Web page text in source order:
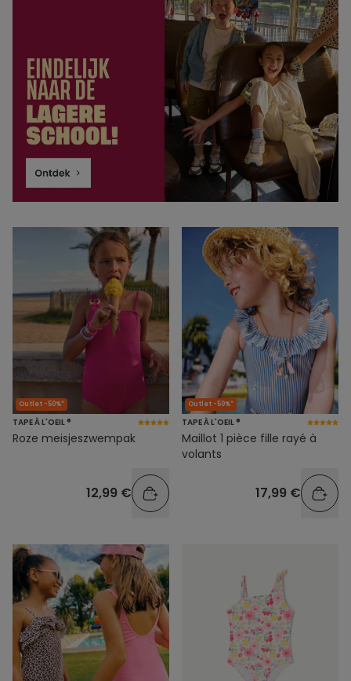
Outlet -50%*
TAPE À L'OEIL ®
Roze meisjeszwempak
12,99 €
Outlet -50%*
TAPE À L'OEIL ®
Maillot 1 pièce fille rayé à
volants
17,99 €